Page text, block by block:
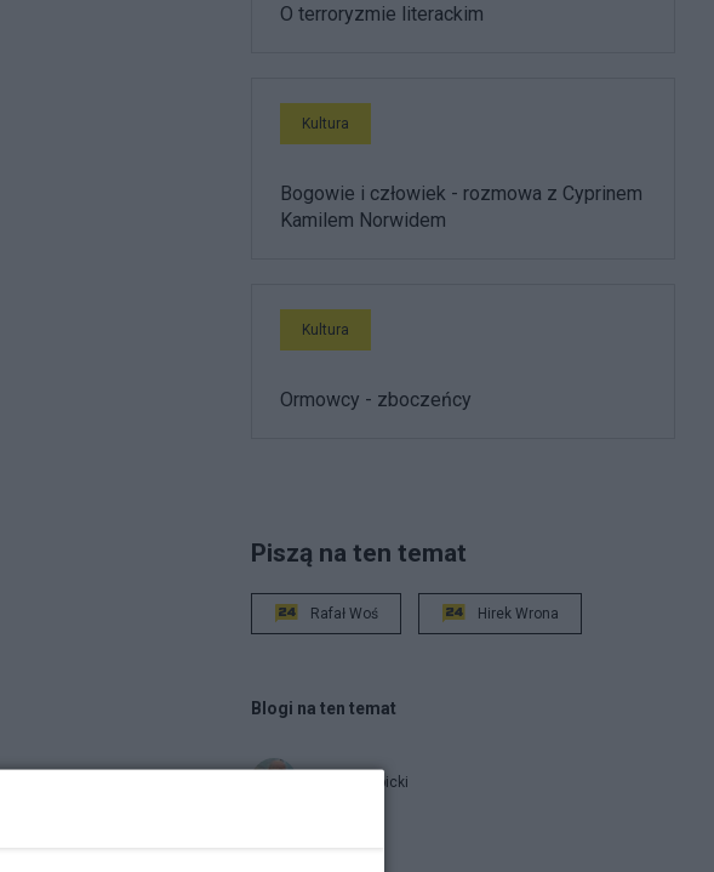
O terroryzmie literackim
Kultura
Bogowie i człowiek - rozmowa z Cyprinem
Kamilem Norwidem
Kultura
Ormowcy - zboczeńcy
Piszą na ten temat
Rafał Woś Hirek Wrona
Blogi na ten temat
Jan Filip Libicki